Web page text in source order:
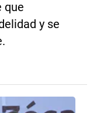
que
y se